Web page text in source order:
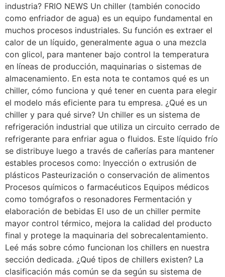
industria? FRIO NEWS Un chiller (también conocido
como enfriador de agua) es un equipo fundamental en
muchos procesos industriales. Su función es extraer el
calor de un líquido, generalmente agua o una mezcla
con glicol, para mantener bajo control la temperatura
en líneas de producción, maquinarias o sistemas de
almacenamiento. En esta nota te contamos qué es un
chiller, cómo funciona y qué tener en cuenta para elegir
el modelo más eficiente para tu empresa. ¿Qué es un
chiller y para qué sirve? Un chiller es un sistema de
refrigeración industrial que utiliza un circuito cerrado de
refrigerante para enfriar agua o fluidos. Este líquido frío
se distribuye luego a través de cañerías para mantener
estables procesos como: Inyección o extrusión de
plásticos Pasteurización o conservación de alimentos
Procesos químicos o farmacéuticos Equipos médicos
como tomógrafos o resonadores Fermentación y
elaboración de bebidas El uso de un chiller permite
mayor control térmico, mejora la calidad del producto
final y protege la maquinaria del sobrecalentamiento.
Leé más sobre cómo funcionan los chillers en nuestra
sección dedicada. ¿Qué tipos de chillers existen? La
clasificación más común se da según su sistema de